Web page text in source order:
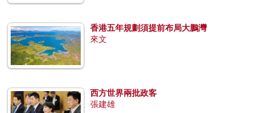
香港五年規劃須提前布局大鵬灣
來文
西方世界兩批政客
張建雄